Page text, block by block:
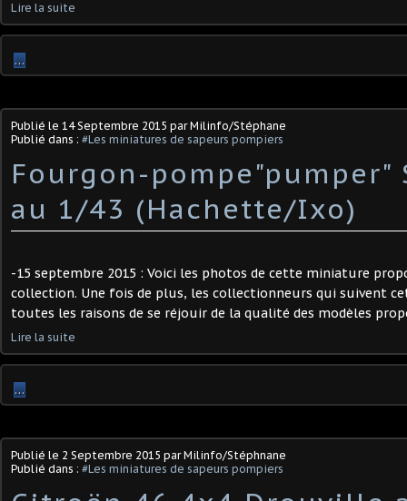
Lire la suite
…
Publié le 14 Septembre 2015 par Milinfo/Stéphane
Publié dans : #Les miniatures de sapeurs pompiers
Fourgon-pompe"pumper"
au 1/43 (Hachette/Ixo)
-15 septembre 2015 : Voici les photos de cette miniature
collection. Une fois de plus, les collectionneurs qui suivent
toutes les raisons de se réjouir de la qualité des modèles
Lire la suite
…
Publié le 2 Septembre 2015 par Milinfo/Stéphnane
Publié dans : #Les miniatures de sapeurs pompiers